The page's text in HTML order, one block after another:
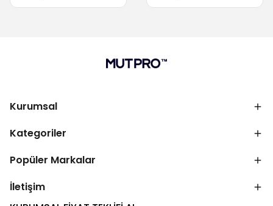
Kurumsal
Kategoriler
Popüler Markalar
İletişim